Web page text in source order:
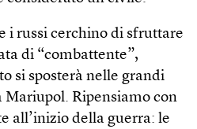
i russi cerchino di sfruttare
di “combattente”,
si sposterà nelle grandi
Mariupol. Ripensiamo con
all’inizio della guerra: le